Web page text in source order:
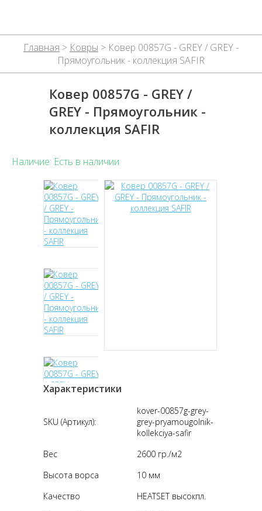
Главная > Ковры > Ковер 00857G - GREY / GREY -
Прямоугольник - коллекция SAFIR
Ковер 00857G - GREY /
GREY - Прямоугольник -
коллекция SAFIR
Наличие: Есть в наличии
Характеристики
SKU (Артикул):
kover-00857g-grey-
grey-pryamougolnik-
kollekciya-safir
Вес
2600 гр./м2
Высота ворса
10 мм
Качество
HEATSET высокпл.